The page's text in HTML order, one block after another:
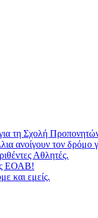
τη Σχολή
ανοίγουν τον δρόμο
Αθλητές.
ΕΟΑΒ!
και εμείς.